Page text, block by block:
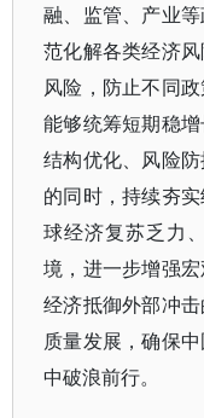
融、监管、产业
范化解各类经济
风险，防止不同
能够统筹短期稳增
结构优化、风险
的同时，持续夯
球经济复苏乏力
境，进一步增强
经济抵御外部冲
质量发展，确保
中破浪前行。